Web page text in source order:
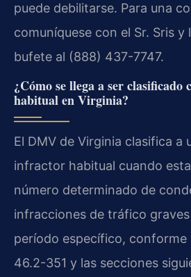
puede debilitarse. Para una
comuníquese con el Sr. Sris y
bufete al (888) 437-7747.
¿Cómo se llega a ser
habitual en Virginia?
El DMV de Virginia clasifica a
infractor habitual cuando
número determinado de
infracciones de tráfico
período específico, conforme
46.2-351 y las secciones